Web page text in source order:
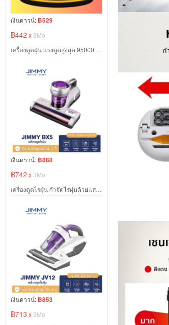
เงินดาวน์: ฿529
฿442 x3Mo
เงินดาวน์: ฿888
฿742 x3Mo
เงินดาวน์: ฿853
฿713 x3Mo